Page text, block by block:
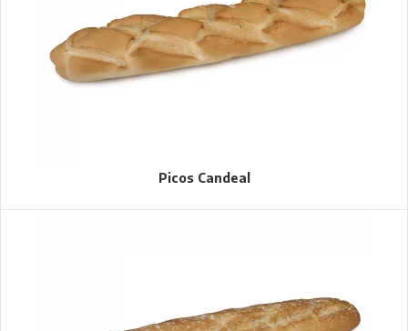
Picos Candeal